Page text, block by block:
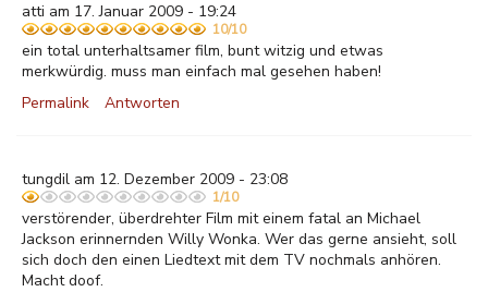
atti am 17. Januar 2009 - 19:24
10/10
ein total unterhaltsamer film, bunt witzig und etwas
merkwürdig. muss man einfach mal gesehen haben!
Permalink
Antworten
tungdil am 12. Dezember 2009 - 23:08
1/10
verstörender, überdrehter Film mit einem fatal an Michael
Jackson erinnernden Willy Wonka. Wer das gerne ansieht, soll
sich doch den einen Liedtext mit dem TV nochmals anhören.
Macht doof.